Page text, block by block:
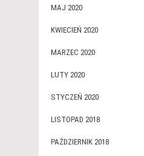
MAJ 2020
KWIECIEŃ 2020
MARZEC 2020
LUTY 2020
STYCZEŃ 2020
LISTOPAD 2018
PAŹDZIERNIK 2018